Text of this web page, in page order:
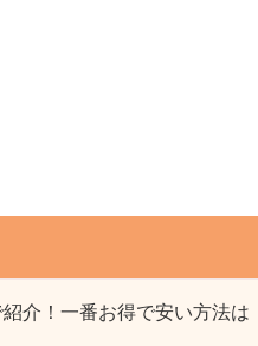
介！一番お得で安い方法は